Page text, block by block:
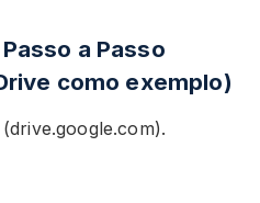
a Passo
como exemplo)